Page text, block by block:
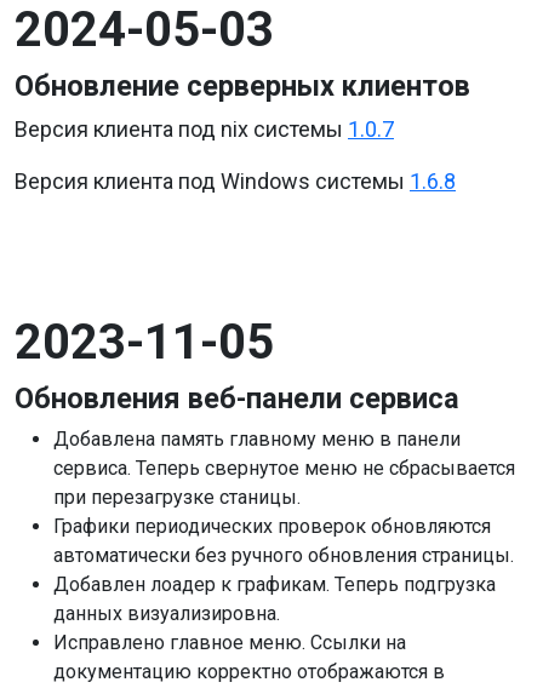
2024-05-03
Обновление серверных клиентов
Версия клиента под nix системы 1.0.7
Версия клиента под Windows системы 1.6.8
2023-11-05
Обновления веб-панели сервиса
Добавлена память главному меню в панели
сервиса. Теперь свернутое меню не сбрасывается
при перезагрузке станицы.
Графики периодических проверок обновляются
автоматически без ручного обновления страницы.
Добавлен лоадер к графикам. Теперь подгрузка
данных визуализировна.
Исправлено главное меню. Ссылки на
документацию корректно отображаются в